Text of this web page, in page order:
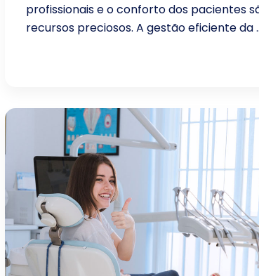
profissionais e o conforto dos pacientes
recursos preciosos. A gestão eficiente da